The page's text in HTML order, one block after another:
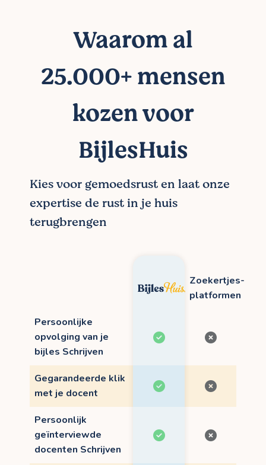
Waarom al
25.000+ mensen
kozen voor
BijlesHuis
Kies voor gemoedsrust en laat onze
expertise de rust in je huis
terugbrengen
Zoekertjes-
platformen
Persoonlijke
opvolging van je
bijles Schrijven
Gegarandeerde klik
met je docent
Persoonlijk
geïnterviewde
docenten Schrijven